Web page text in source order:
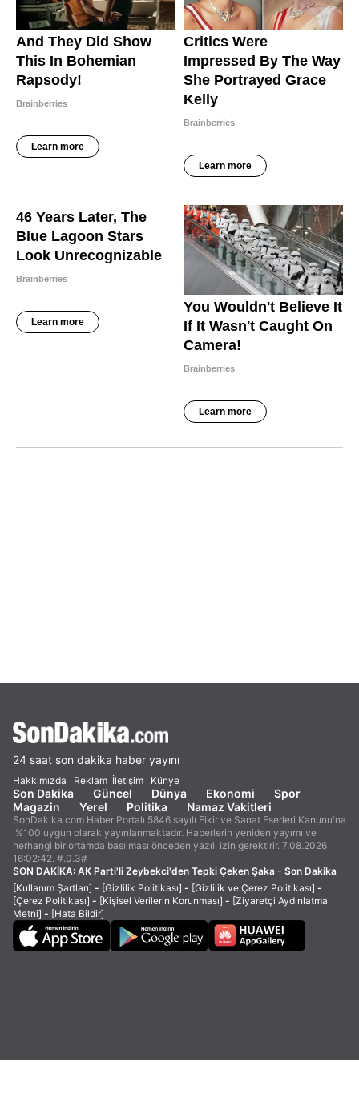
24 saat son dakika haber yayını
Hakkımızda Reklam İletişim Künye
Son Dakika Güncel Dünya Ekonomi
Spor
Magazin
Yerel Politika Namaz Vakitleri
SonDakika.com Haber Portalı 5846 sayılı Fikir ve Sanat Eserleri Kanunu'na
%100 uygun olarak yayınlanmaktadır. Haberlerin yeniden yayımı ve
herhangi bir ortamda basılması önceden yazılı izin gerektirir. 7.08.2026
16:02:42. #.0.3#
SON DAKİKA: AK Parti'li Zeybekci'den Tepki Çeken Şaka - Son Dakika
[Kullanım Şartları] - [Gizlilik Politikası] - [Gizlilik ve Çerez Politikası] -
[Çerez Politikası] - [Kişisel Verilerin Korunması] - [Ziyaretçi Aydınlatma
Metni] - [Hata Bildir]